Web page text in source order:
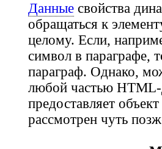
Данные свойства
обращаться к
целому. Если,
символ в параграфе,
параграф. Однако,
любой частью
предоставляет
рассмотрен чуть